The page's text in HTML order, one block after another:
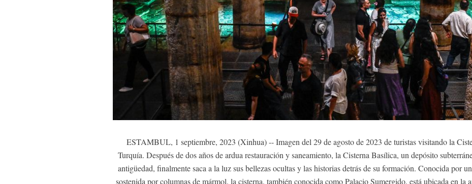
ESTAMBUL, 1 septiembre, 2023 (Xinhua) -- Imagen del 29 de agosto de 2023 de turistas visitando la
Turquía. Después de dos años de ardua restauración y saneamiento, la Cisterna Basílica, un depósito
antigüedad, finalmente saca a la luz sus bellezas ocultas y las historias detrás de su formación. Conocida por
sostenida por columnas de mármol, la cisterna, también conocida como Palacio Sumergido, está ubicada en la